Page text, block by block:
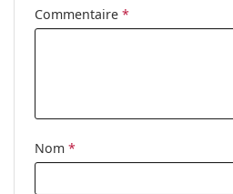
ressort:
nettoyage:
Commentaire *
Nom *